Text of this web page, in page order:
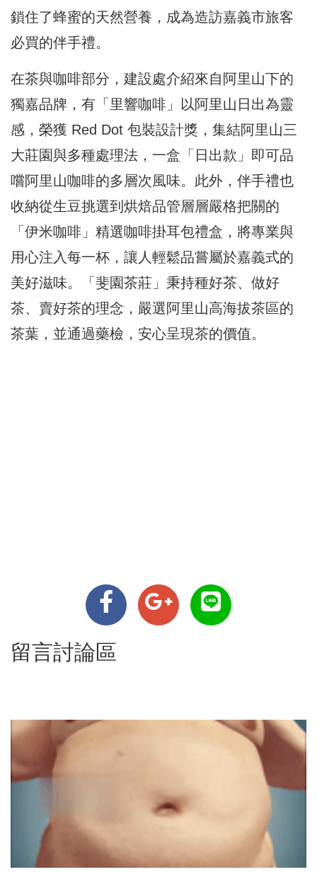
鎖住了蜂蜜的天然營養，成為造訪嘉義市旅客
必買的伴手禮。
在茶與咖啡部分，建設處介紹來自阿里山下的
獨嘉品牌，有「里響咖啡」以阿里山日出為靈
感，榮獲 Red Dot 包裝設計獎，集結阿里山三
大莊園與多種處理法，一盒「日出款」即可品
嚐阿里山咖啡的多層次風味。此外，伴手禮也
收納從生豆挑選到烘焙品管層層嚴格把關的
「伊米咖啡」精選咖啡掛耳包禮盒，將專業與
用心注入每一杯，讓人輕鬆品嘗屬於嘉義式的
美好滋味。「斐園茶莊」秉持種好茶、做好
茶、賣好茶的理念，嚴選阿里山高海拔茶區的
茶葉，並通過藥檢，安心呈現茶的價值。
留言討論區